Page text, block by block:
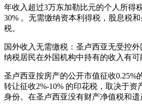
年收入超过3万东加勒比元的个人所得
30% 。无需缴纳资本利得税，股息税
税。
国外收入无需缴税：圣卢西亚无受控
纳税居民在外国机构中持有的收入有可
圣卢西亚按房产的公开市值征收0.25%
转让征收2%-10% 的印花税，取决于资
身份。在圣卢西亚没有财产净值税和遗